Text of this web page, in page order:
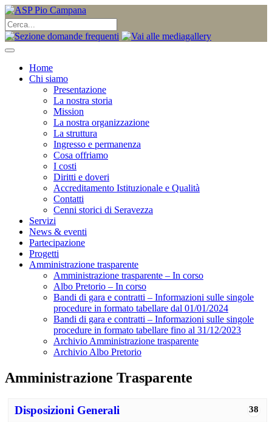
Home
Chi siamo
Presentazione
La nostra storia
Mission
La nostra organizzazione
La struttura
Ingresso e permanenza
Cosa offriamo
I costi
Diritti e doveri
Accreditamento Istituzionale e Qualità
Contatti
Cenni storici di Seravezza
Servizi
News & eventi
Partecipazione
Progetti
Amministrazione trasparente
Amministrazione trasparente – In corso
Albo Pretorio – In corso
Bandi di gara e contratti – Informazioni sulle singole
procedure in formato tabellare dal 01/01/2024
Bandi di gara e contratti – Informazioni sulle singole
procedure in formato tabellare fino al 31/12/2023
Archivio Amministrazione trasparente
Archivio Albo Pretorio
Amministrazione Trasparente
38
Disposizioni Generali